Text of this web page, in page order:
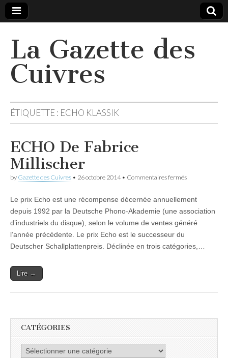
La Gazette des
Cuivres
ÉTIQUETTE : ECHO KLASSIK
ECHO De Fabrice
Millischer
by Gazette des Cuivres • 26 octobre 2014• Commentaires ferméssur
Fabrice
Millischer
Le prix Echo est une récompense décernée annuellement
depuis 1992 par la Deutsche Phono-Akademie (une association
d’industriels du disque), selon le volume de ventes généré
l’année précédente. Le prix Echo est le successeur du
Deutscher Schallplattenpreis. Déclinée en trois catégories,…
Lire →
CATÉGORIES
Catégories